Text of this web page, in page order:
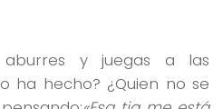
y juegas a las
ha hecho? ¿Quien no se